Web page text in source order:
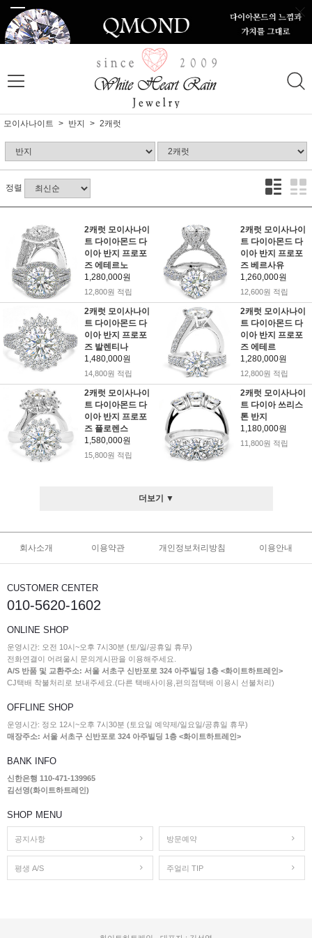
모이사나이트 반지 2캐럿
정렬
2캐럿 모이사나이
트 다이아몬드 다
이아 반지 프로포
즈 에테르노
1,280,000원
12,800원 적립
2캐럿 모이사나이
트 다이아몬드 다
이아 반지 프로포
즈 베르사유
1,260,000원
12,600원 적립
2캐럿 모이사나이
트 다이아몬드 다
이아 반지 프로포
즈 발렌티나
1,480,000원
14,800원 적립
2캐럿 모이사나이
트 다이아몬드 다
이아 반지 프로포
즈 에테르
1,280,000원
12,800원 적립
2캐럿 모이사나이
트 다이아몬드 다
이아 반지 프로포
즈 플로렌스
1,580,000원
15,800원 적립
2캐럿 모이사나이
트 다이아 쓰리스
톤 반지
1,180,000원
11,800원 적립
더보기 ▼
회사소개 이용약관 개인정보처리방침 이용안내
CUSTOMER CENTER
010-5620-1602
ONLINE SHOP
운영시간: 오전 10시~오후 7시30분 (토/일/공휴일 휴무)
전화연결이 어려울시 문의게시판을 이용해주세요.
A/S 반품 및 교환주소: 서울 서초구 신반포로 324 아주빌딩 1층 <화이트하트레인>
CJ택배 착불처리로 보내주세요.(다른 택배사이용,편의점택배 이용시 선불처리)
OFFLINE SHOP
운영시간: 정오 12시~오후 7시30분 (토요일 예약제/일요일/공휴일 휴무)
매장주소: 서울 서초구 신반포로 324 아주빌딩 1층 <화이트하트레인>
BANK INFO
신한은행 110-471-139965
김선영(화이트하트레인)
SHOP MENU
공지사항 방문예약
평생 A/S 주얼리 TIP